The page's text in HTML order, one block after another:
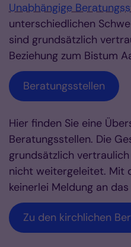
Unabhängige
unterschiedlichen
sind grundsätzlich
Beziehung zum Bistum
Beratungsstellen
Hier finden Sie eine
Beratungsstellen. Die
grundsätzlich
nicht weitergeleitet. Mit
keinerlei Meldung an
Zu den kirchlichen